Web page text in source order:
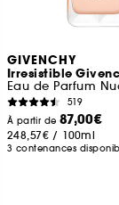
GIVENCHY
Irresistible
Eau de Parfum
519
À partir de 87,00€
248,57€ / 100ml
3 contenances